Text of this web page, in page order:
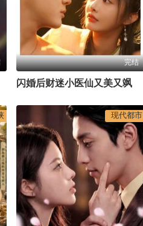
完结
闪婚后财迷小医仙又美又飒
现代都市